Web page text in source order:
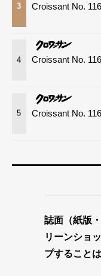
3 Croissant No.
4 Croissant No.
5 Croissant No.
誌面（紙版
リーンショ
プすること